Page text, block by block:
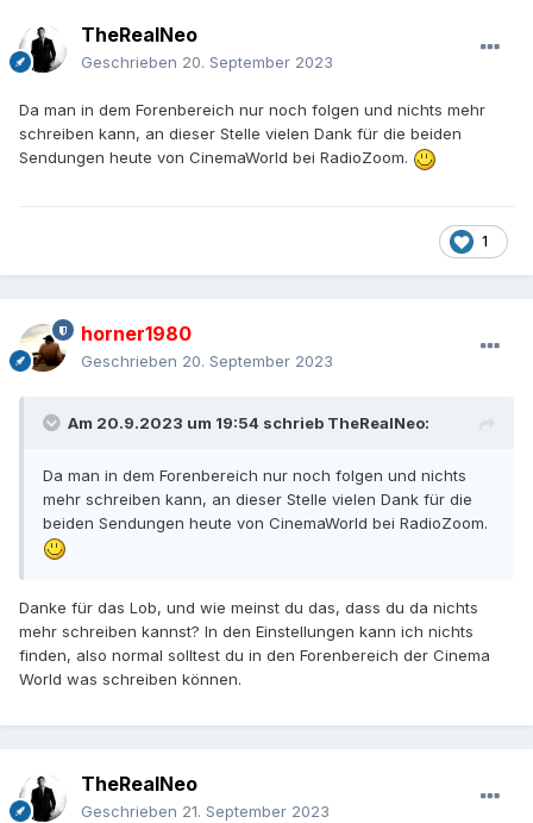
TheRealNeo
Geschrieben 20. September 2023
Da man in dem Forenbereich nur noch folgen und nichts mehr
schreiben kann, an dieser Stelle vielen Dank für die beiden
Sendungen heute von CinemaWorld bei RadioZoom.
1
horner1980
Geschrieben 20. September 2023
Am 20.9.2023 um 19:54 schrieb TheRealNeo:
Da man in dem Forenbereich nur noch folgen und nichts
mehr schreiben kann, an dieser Stelle vielen Dank für die
beiden Sendungen heute von CinemaWorld bei RadioZoom.
Danke für das Lob, und wie meinst du das, dass du da nichts
mehr schreiben kannst? In den Einstellungen kann ich nichts
finden, also normal solltest du in den Forenbereich der Cinema
World was schreiben können.
TheRealNeo
Geschrieben 21. September 2023